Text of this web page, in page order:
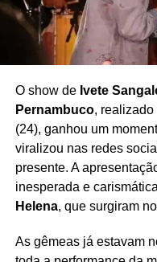
O show de Ivete
Pernambuco, realizado
(24), ganhou um
viralizou nas redes
presente. A
inesperada e
Helena, que surgiram
As gêmeas já estavam